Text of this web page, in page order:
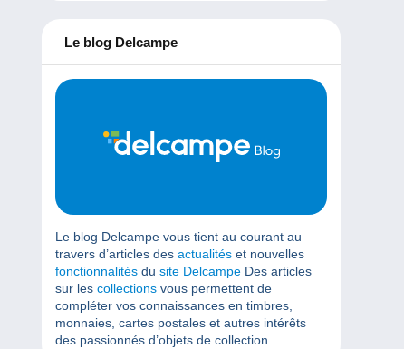
Le blog Delcampe
Le blog Delcampe vous tient au courant au
travers d’articles des actualités et nouvelles
fonctionnalités du site Delcampe Des articles
sur les collections vous permettent de
compléter vos connaissances en timbres,
monnaies, cartes postales et autres intérêts
des passionnés d’objets de collection.